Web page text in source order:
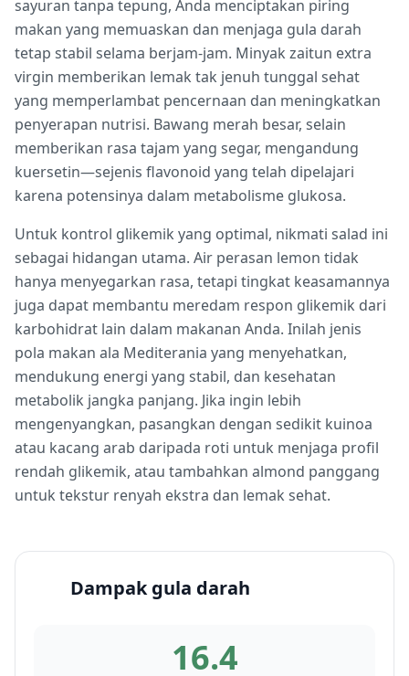
sayuran tanpa tepung, Anda menciptakan piring
makan yang memuaskan dan menjaga gula darah
tetap stabil selama berjam-jam. Minyak zaitun extra
virgin memberikan lemak tak jenuh tunggal sehat
yang memperlambat pencernaan dan meningkatkan
penyerapan nutrisi. Bawang merah besar, selain
memberikan rasa tajam yang segar, mengandung
kuersetin—sejenis flavonoid yang telah dipelajari
karena potensinya dalam metabolisme glukosa.
Untuk kontrol glikemik yang optimal, nikmati salad ini
sebagai hidangan utama. Air perasan lemon tidak
hanya menyegarkan rasa, tetapi tingkat keasamannya
juga dapat membantu meredam respon glikemik dari
karbohidrat lain dalam makanan Anda. Inilah jenis
pola makan ala Mediterania yang menyehatkan,
mendukung energi yang stabil, dan kesehatan
metabolik jangka panjang. Jika ingin lebih
mengenyangkan, pasangkan dengan sedikit kuinoa
atau kacang arab daripada roti untuk menjaga profil
rendah glikemik, atau tambahkan almond panggang
untuk tekstur renyah ekstra dan lemak sehat.
Dampak gula darah
16.4